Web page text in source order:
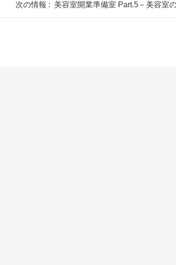
次の情報 : 美容室開業準備室 Part.5－美容室